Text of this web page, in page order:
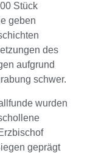
Stück
geben
des
aufgrund
schwer.
wurden
geprägt